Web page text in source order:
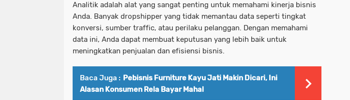
Analitik adalah alat yang sangat penting untuk memahami kinerja bisnis
Anda. Banyak dropshipper yang tidak memantau data seperti tingkat
konversi, sumber traffic, atau perilaku pelanggan. Dengan memahami
data ini, Anda dapat membuat keputusan yang lebih baik untuk
meningkatkan penjualan dan efisiensi bisnis.
Baca Juga : Pebisnis Furniture Kayu Jati Makin Dicari, Ini
Alasan Konsumen Rela Bayar Mahal